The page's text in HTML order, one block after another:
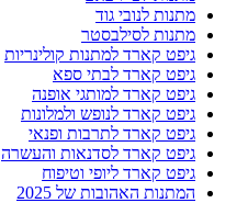
מתנות לנובי גוד
מתנות לסילבסטר
גיפט קארד למתנות קולינריות
גיפט קארד לבתי ספא
גיפט קארד למותגי אופנה
גיפט קארד לנופש ולמלונות
גיפט קארד לתרבות ופנאי
גיפט קארד לסדנאות והעשרה
גיפט קארד ליופי וטיפוח
המתנות האהובות של 2025